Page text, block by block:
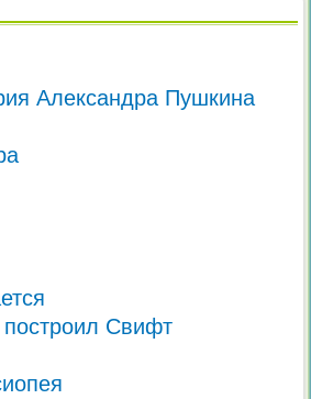
Александра Пушкина
Свифт